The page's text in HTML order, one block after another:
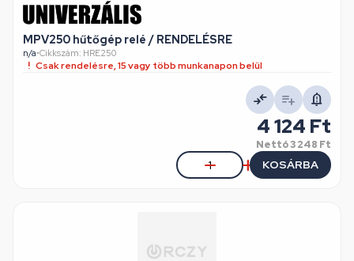
MPV250 hűtőgép relé / RENDELÉSRE
n/a•Cikkszám: HRE250
Csak rendelésre, 15 vagy több munkanapon belül
4 124 Ft
Nettó3 248 Ft
KOSÁRBA